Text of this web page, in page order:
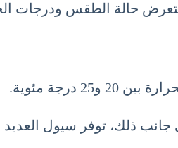
حالة الطقس ودرجات
مئوية.
ذلك، توفر سيول العديد